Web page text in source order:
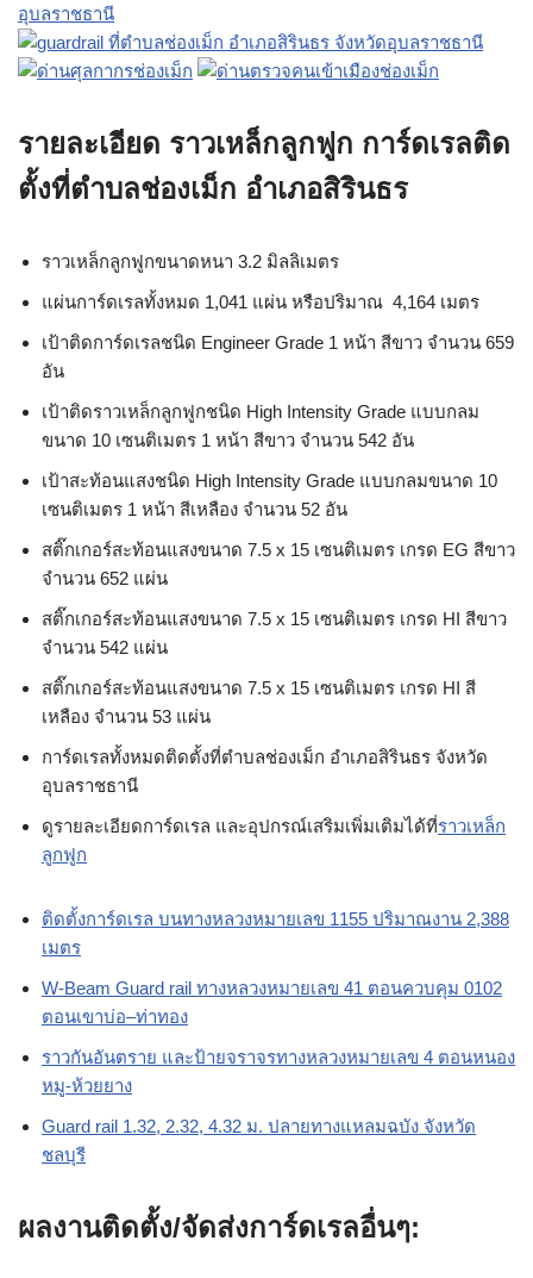
รายละเอียด ราวเหล็กลูกฟูก การ์ดเรลติด
ตั้งที่ตำบลช่องเม็ก อำเภอสิรินธร
ราวเหล็กลูกฟูกขนาดหนา 3.2 มิลลิเมตร
แผ่นการ์ดเรลทั้งหมด 1,041 แผ่น หรือปริมาณ 4,164 เมตร
เป้าติดการ์ดเรลชนิด Engineer Grade 1 หน้า สีขาว จำนวน 659
อัน
เป้าติดราวเหล็กลูกฟูกชนิด High Intensity Grade แบบกลม
ขนาด 10 เซนติเมตร 1 หน้า สีขาว จำนวน 542 อัน
เป้าสะท้อนแสงชนิด High Intensity Grade แบบกลมขนาด 10
เซนติเมตร 1 หน้า สีเหลือง จำนวน 52 อัน
สติ๊กเกอร์สะท้อนแสงขนาด 7.5 x 15 เซนติเมตร เกรด EG สีขาว
จำนวน 652 แผ่น
สติ๊กเกอร์สะท้อนแสงขนาด 7.5 x 15 เซนติเมตร เกรด HI สีขาว
จำนวน 542 แผ่น
สติ๊กเกอร์สะท้อนแสงขนาด 7.5 x 15 เซนติเมตร เกรด HI สี
เหลือง จำนวน 53 แผ่น
การ์ดเรลทั้งหมดติดตั้งที่ตำบลช่องเม็ก อำเภอสิรินธร จังหวัด
อุบลราชธานี
ดูรายละเอียดการ์ดเรล และอุปกรณ์เสริมเพิ่มเติมได้ที่ราวเหล็ก
ลูกฟูก
ติดตั้งการ์ดเรล บนทางหลวงหมายเลข 1155 ปริมาณงาน 2,388
เมตร
W-Beam Guard rail ทางหลวงหมายเลข 41 ตอนควบคุม 0102
ตอนเขาบ่อ–ท่าทอง
ราวกันอันตราย และป้ายจราจรทางหลวงหมายเลข 4 ตอนหนอง
หมู-ห้วยยาง
Guard rail 1.32, 2.32, 4.32 ม. ปลายทางแหลมฉบัง จังหวัด
ชลบุรี
ผลงานติดตั้ง/จัดส่งการ์ดเรลอื่นๆ: